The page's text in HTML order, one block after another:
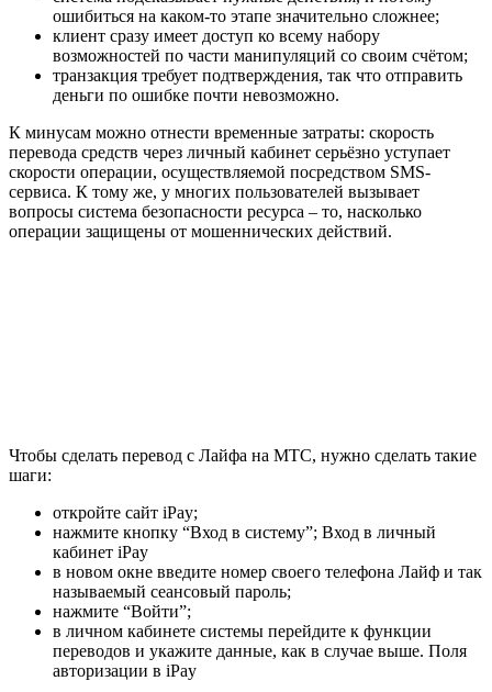
ошибиться на каком-то этапе значительно сложнее;
клиент сразу имеет доступ ко всему набору
возможностей по части манипуляций со своим счётом;
транзакция требует подтверждения, так что отправить
деньги по ошибке почти невозможно.
К минусам можно отнести временные затраты: скорость
перевода средств через личный кабинет серьёзно уступает
скорости операции, осуществляемой посредством SMS-
сервиса. К тому же, у многих пользователей вызывает
вопросы система безопасности ресурса – то, насколько
операции защищены от мошеннических действий.
Чтобы сделать перевод с Лайфа на МТС, нужно сделать такие
шаги:
откройте сайт iPay;
нажмите кнопку “Вход в систему”; Вход в личный
кабинет iPay
в новом окне введите номер своего телефона Лайф и так
называемый сеансовый пароль;
нажмите “Войти”;
в личном кабинете системы перейдите к функции
переводов и укажите данные, как в случае выше. Поля
авторизации в iPay